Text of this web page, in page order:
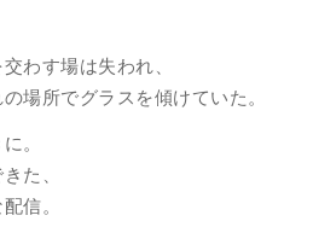
わす場は失われ、
場所でグラスを傾けていた。
。
た、
信。